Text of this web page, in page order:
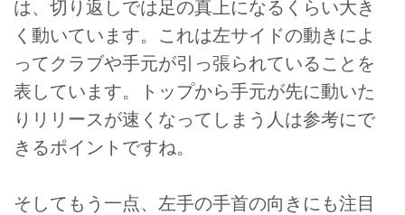
は、切り返しでは足の真上になるくらい大き
く動いています。これは左サイドの動きによ
ってクラブや手元が引っ張られていることを
表しています。トップから手元が先に動いた
りリリースが速くなってしまう人は参考にで
きるポイントですね。
そしてもう一点、左手の手首の向きにも注目